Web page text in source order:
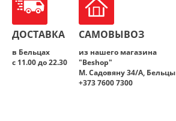
ДОСТАВКА
в Бельцах
с 11.00 до 22.30
САМОВЫВОЗ
из нашего магазина
"Beshop"
M. Садовяну 34/A, Бельцы
+373 7600 7300